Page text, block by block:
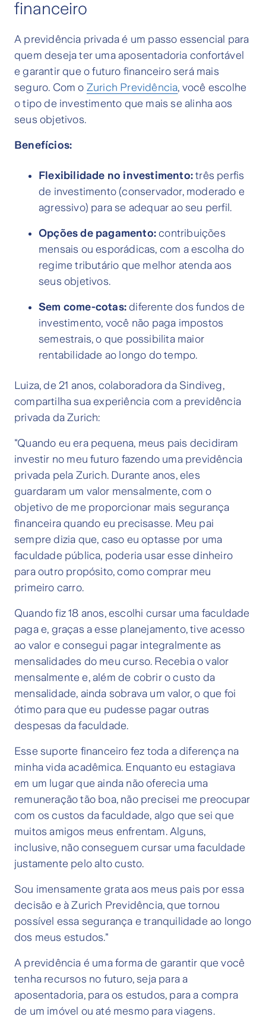
financeiro
A previdência privada é um passo essencial para
quem deseja ter uma aposentadoria confortável
e garantir que o futuro financeiro será mais
seguro. Com o Zurich Previdência, você escolhe
o tipo de investimento que mais se alinha aos
seus objetivos.
Benefícios:
Flexibilidade no investimento: três perfis
de investimento (conservador, moderado e
agressivo) para se adequar ao seu perfil.
Opções de pagamento: contribuições
mensais ou esporádicas, com a escolha do
regime tributário que melhor atenda aos
seus objetivos.
Sem come-cotas: diferente dos fundos de
investimento, você não paga impostos
semestrais, o que possibilita maior
rentabilidade ao longo do tempo.
Luiza, de 21 anos, colaboradora da Sindiveg,
compartilha sua experiência com a previdência
privada da Zurich:
"Quando eu era pequena, meus pais decidiram
investir no meu futuro fazendo uma previdência
privada pela Zurich. Durante anos, eles
guardaram um valor mensalmente, com o
objetivo de me proporcionar mais segurança
financeira quando eu precisasse. Meu pai
sempre dizia que, caso eu optasse por uma
faculdade pública, poderia usar esse dinheiro
para outro propósito, como comprar meu
primeiro carro.
Quando fiz 18 anos, escolhi cursar uma faculdade
paga e, graças a esse planejamento, tive acesso
ao valor e consegui pagar integralmente as
mensalidades do meu curso. Recebia o valor
mensalmente e, além de cobrir o custo da
mensalidade, ainda sobrava um valor, o que foi
ótimo para que eu pudesse pagar outras
despesas da faculdade.
Esse suporte financeiro fez toda a diferença na
minha vida acadêmica. Enquanto eu estagiava
em um lugar que ainda não oferecia uma
remuneração tão boa, não precisei me preocupar
com os custos da faculdade, algo que sei que
muitos amigos meus enfrentam. Alguns,
inclusive, não conseguem cursar uma faculdade
justamente pelo alto custo.
Sou imensamente grata aos meus pais por essa
decisão e à Zurich Previdência, que tornou
possível essa segurança e tranquilidade ao longo
dos meus estudos."
A previdência é uma forma de garantir que você
tenha recursos no futuro, seja para a
aposentadoria, para os estudos, para a compra
de um imóvel ou até mesmo para viagens.